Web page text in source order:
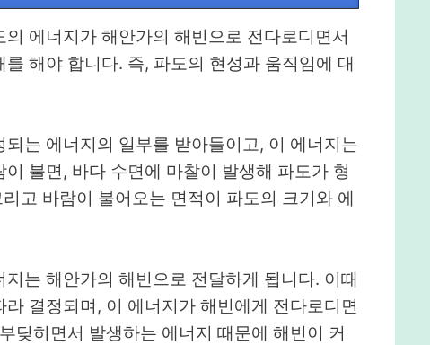
에너지가 해안가의 해빈으로 전다로디면서
해야 합니다. 즉, 파도의 현성과 움직임에 대
는 에너지의 일부를 받아들이고, 이 에너지는
불면, 바다 수면에 마찰이 발생해 파도가 형
고 바람이 불어오는 면적이 파도의 크기와 에
는 해안가의 해빈으로 전달하게 됩니다. 이때
결정되며, 이 에너지가 해빈에게 전다로디면
딪히면서 발생하는 에너지 때문에 해빈이 커